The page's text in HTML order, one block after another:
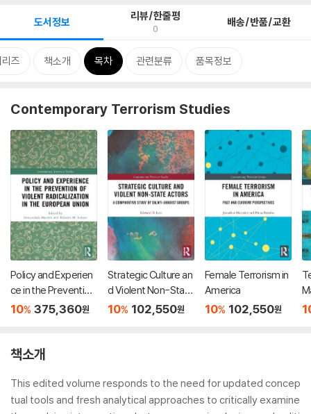
도서정보 리뷰/한줄평
0 배송/반품/교환
즈 책소개 목차 관련분류 품목정보
Contemporary Terrorism Studies
Policy and Experien
ce in the Prevention
of Violent Radicaliza
10% 375,360원
Strategic Culture an
d Violent Non-State
Actors
10% 102,550원
Female Terrorism in
America
10% 102,550원
책소개
This edited volume responds to the need for updated concep
tual tools and fresh analytical approaches to critically examine